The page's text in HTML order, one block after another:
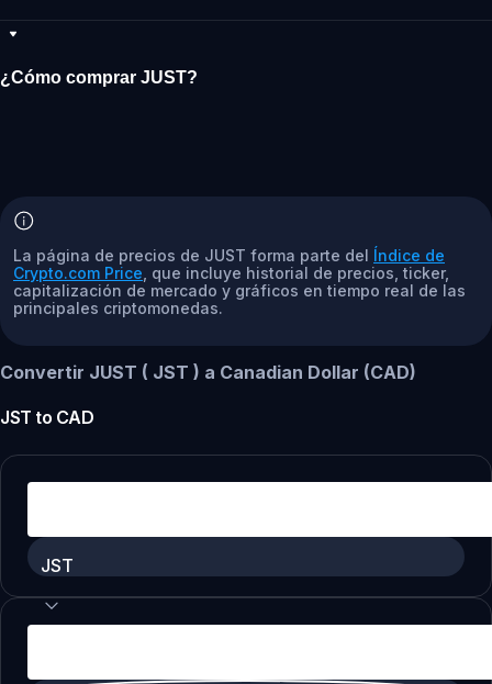
¿Cómo comprar JUST?
La página de precios de JUST forma parte del Índice de
Crypto.com Price , que incluye historial de precios, ticker,
capitalización de mercado y gráficos en tiempo real de las
principales criptomonedas.
Convertir JUST ( JST ) a Canadian Dollar (CAD)
JST to CAD
JST